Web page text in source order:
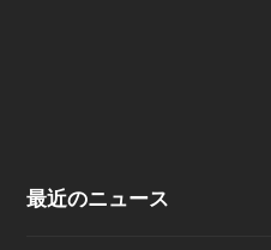
最近のニュース